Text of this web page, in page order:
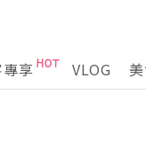
享 VLOG